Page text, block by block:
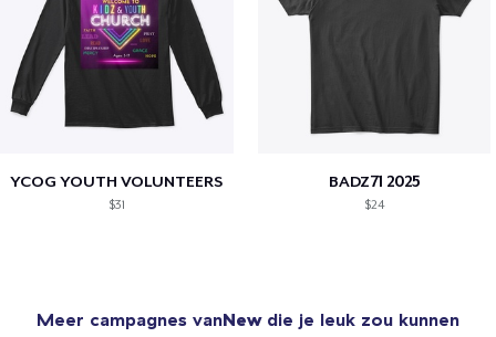
YCOG YOUTH VOLUNTEERS
$31
BADZ71 2025
$24
Meer campagnes vanNewdie je leuk zou kunnen